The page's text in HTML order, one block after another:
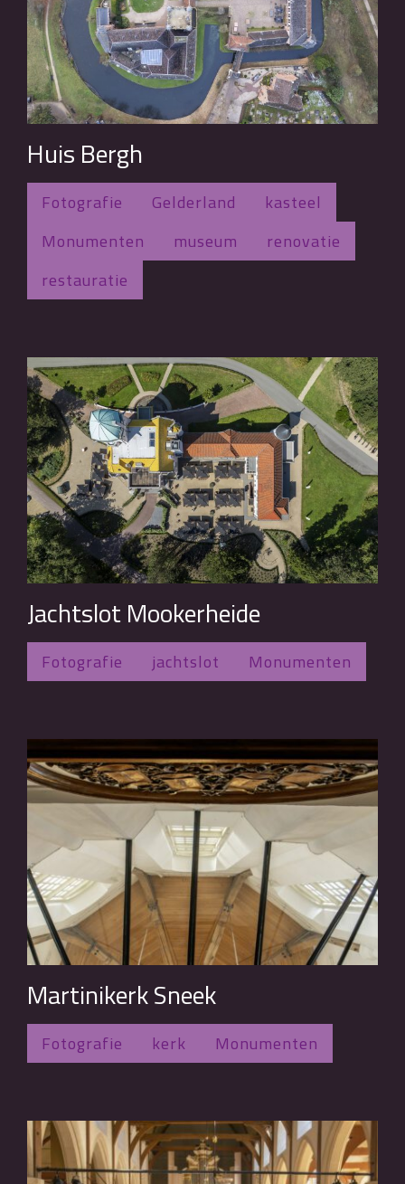
Huis Bergh
Fotografie Gelderland
kasteel
Monumenten
museum
renovatie
restauratie
Jachtslot Mookerheide
Fotografie jachtslot Monumenten
Martinikerk Sneek
Fotografie kerk Monumenten